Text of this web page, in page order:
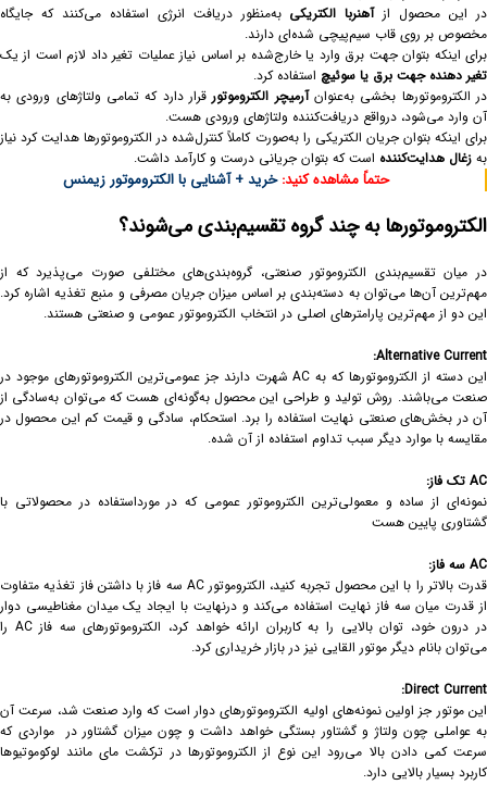
در این محصول ازآهنربا الکتریکی به‌منظور دریافت انرژی استفاده می‌کنند که جایگاه
مخصوص بر روی قاب سیم‌پیچی شده‌ای دارند.
برای اینکه بتوان جهت برق وارد یا خارج‌شده بر اساس نیاز عملیات تغیر داد لازم است از یک
تغیر دهنده جهت برق یا سوئیچ استفاده کرد.
در الکتروموتورها بخشی به‌عنوانآرمیچر الکتروموتورقرار دارد که تمامی ولتاژهای ورودی به
آن وارد می‌شود، درواقع دریافت‌کننده ولتاژهای ورودی هست.
برای اینکه بتوان جریان الکتریکی را به‌صورت کاملاً کنترل‌شده در الکتروموتورها هدایت کرد نیاز
به زغال هدایت‌کننده است که بتوان جریانی درست و کارآمد داشت.
حتماً مشاهده کنید: خرید + آشنایی با الکتروموتور زیمنس
الکتروموتورها به چند گروه تقسیم‌بندی می‌شوند؟
در میان تقسیم‌بندی الکتروموتور صنعتی، گروه‌بندی‌های مختلفی صورت می‌پذیرد که از
مهم‌ترین آن‌ها می‌توان به دسته‌بندی بر اساس میزان جریان مصرفی و منبع تغذیه اشاره کرد.
این دو از مهم‌ترین پارامترهای اصلی در انتخاب الکتروموتور عمومی و صنعتی هستند.
Alternative Current:
این دسته از الکتروموتورها که به AC شهرت دارند جز عمومی‌ترین الکتروموتورهای موجود در
صنعت می‌باشند. روش تولید و طراحی این محصول به‌گونه‌ای هست که می‌توان به‌سادگی از
آن در بخش‌های صنعتی نهایت استفاده را برد. استحکام، سادگی و قیمت کم این محصول در
مقایسه با موارد دیگر سبب تداوم استفاده از آن شده.
AC تک فاز:
نمونه‌ای از ساده و معمولی‌ترین الکتروموتور عمومی که در مورداستفاده در محصولاتی با
گشتاوری پایین هست
AC سه فاز:
قدرت بالاتر را با این محصول تجربه کنید، الکتروموتور AC سه فاز با داشتن فاز تغذیه متفاوت
از قدرت میان سه فاز نهایت استفاده می‌کند و درنهایت با ایجاد یک میدان مغناطیسی دوار
در درون خود، توان بالایی را به کاربران ارائه خواهد کرد، الکتروموتورهای سه فاز AC را
می‌توان بانام دیگر موتور القایی نیز در بازار خریداری کرد.
Direct Current:
این موتور جز اولین نمونه‌های اولیه الکتروموتورهای دوار است که وارد صنعت شد، سرعت آن
به عواملی چون ولتاژ و گشتاور بستگی خواهد داشت و چون میزان گشتاور در مواردی که
سرعت کمی دادن بالا می‌رود این نوع از الکتروموتورها در ترکشت مای مانند لوکوموتیوها
کاربرد بسیار بالایی دارد.